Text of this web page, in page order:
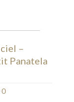
–
Panatela
0